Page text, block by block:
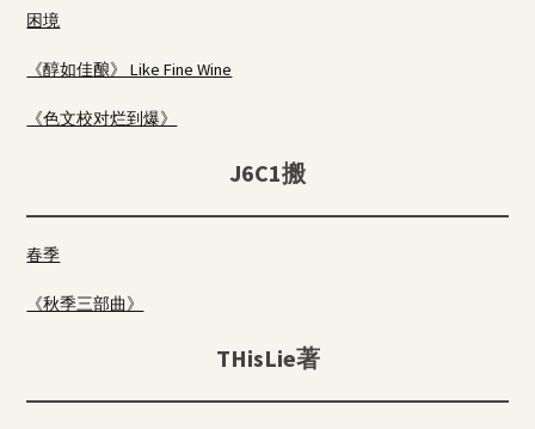
困境
《醇如佳酿》 Like Fine Wine
《色文校对烂到爆》
J6C1搬
春季
《秋季三部曲》
THisLie著